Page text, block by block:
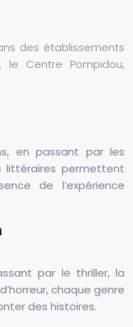
des établissements
le Centre Pompidou,
en passant par les
littéraires permettent
de l’expérience
par le thriller, la
chaque genre
des histoires.